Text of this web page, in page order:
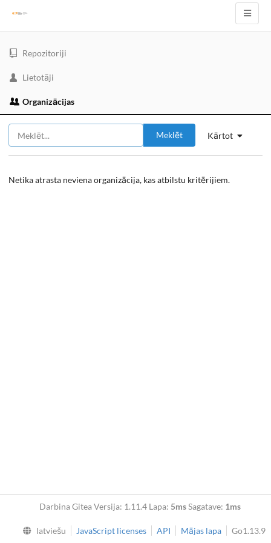
Repozitoriji
Lietotāji
Organizācijas
Kārtot
Meklēt
Netika atrasta neviena organizācija, kas atbilstu kritērijiem.
Darbina Gitea Versija: 1.11.4 Lapa: 5msSagatave: 1ms
latviešu JavaScript licenses API Mājas lapa Go1.13.9